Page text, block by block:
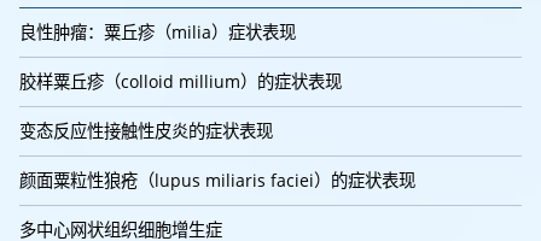
良性肿瘤：粟丘疹（milia）症状表现
胶样粟丘疹（colloid millium）的症状表现
变态反应性接触性皮炎的症状表现
颜面粟粒性狼疮（lupus miliaris faciei）的症状表现
多中心网状组织细胞增生症